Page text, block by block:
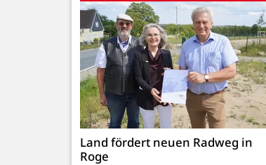
Land fördert neuen Radweg in
Roge